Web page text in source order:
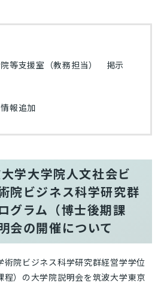
等支援室（教務担当） 掲示
報追加
学大学院人文社会ビ
院ビジネス科学研究群
グラム（博士後期課
会の開催について
術院ビジネス科学研究群経営学学位
程）の大学院説明会を筑波大学東京